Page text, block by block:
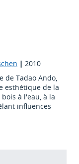
| 2010
de Tadao Ando,
esthétique de la
à l'eau, à la
influences